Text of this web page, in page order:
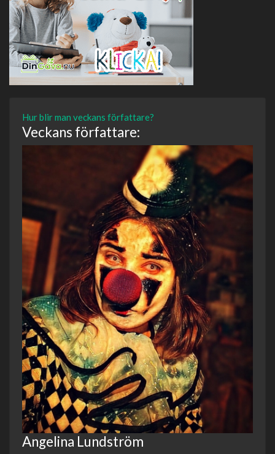
Hur blir man veckans författare?
Veckans författare:
Angelina Lundström